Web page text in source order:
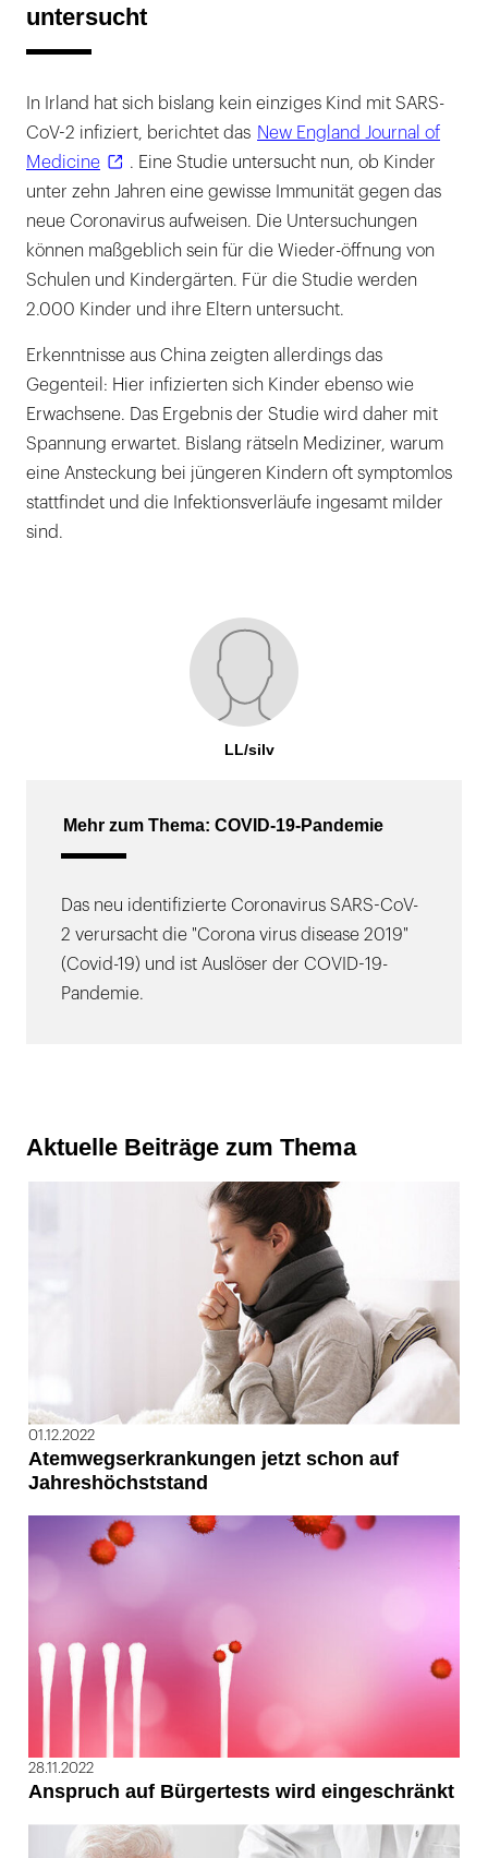
untersucht
In Irland hat sich bislang kein einziges Kind mit SARS-
CoV-2 infiziert, berichtet das New England Journal of
Medicine
. Eine Studie untersucht nun, ob Kinder
unter zehn Jahren eine gewisse Immunität gegen das
neue Coronavirus aufweisen. Die Untersuchungen
können maßgeblich sein für die Wieder-öffnung von
Schulen und Kindergärten. Für die Studie werden
2.000 Kinder und ihre Eltern untersucht.
Erkenntnisse aus China zeigten allerdings das
Gegenteil: Hier infizierten sich Kinder ebenso wie
Erwachsene. Das Ergebnis der Studie wird daher mit
Spannung erwartet. Bislang rätseln Mediziner, warum
eine Ansteckung bei jüngeren Kindern oft symptomlos
stattfindet und die Infektionsverläufe ingesamt milder
sind.
LL/silv
Mehr zum Thema: COVID-19-Pandemie
Das neu identifizierte Coronavirus SARS-CoV-
2 verursacht die "Corona virus disease 2019"
(Covid-19) und ist Auslöser der COVID-19-
Pandemie.
Aktuelle Beiträge zum Thema
01.12.2022
Atemwegserkrankungen jetzt schon auf
Jahreshöchststand
28.11.2022
Anspruch auf Bürgertests wird eingeschränkt